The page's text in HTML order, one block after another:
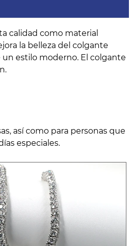
calidad como material
la belleza del colgante
estilo moderno. El colgante
así como para personas que
especiales.